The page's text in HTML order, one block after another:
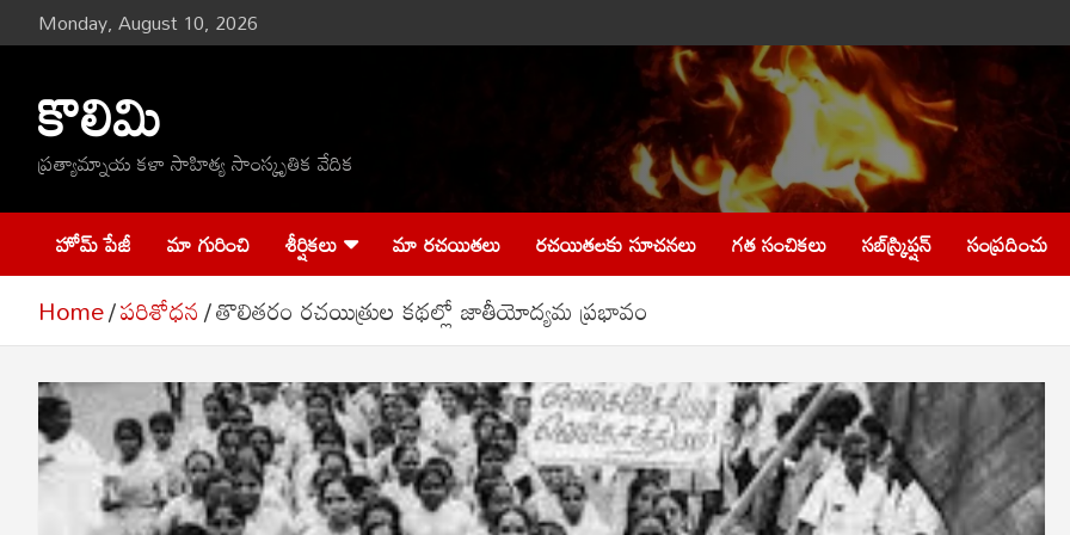
Skip
to
Monday, August 10, 2026
కొలిమి
ప్రత్యామ్నాయ కళా సాహిత్య సాంస్కృతిక వేదిక
హోమ్ పేజీ మా గురించి శీర్షికలు మా రచయితలు రచయితలకు సూచనలు గత సంచికలు సబ్‌స్క్రిప్షన్ సంప్రదించు
Home ప‌రిశోధ‌న‌ తొలితరం రచయిత్రుల కథల్లో జాతీయోద్యమ ప్రభావం